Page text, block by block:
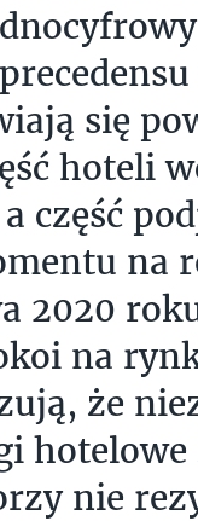
się
hoteli
część
na
2020
na
że
hotelowe
nie